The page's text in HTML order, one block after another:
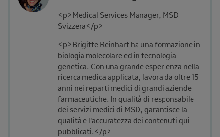
Affiliation
Description
<p>Medical Services Manager, MSD
Svizzera</p>
<p>Brigitte Reinhart ha una formazione in
biologia molecolare ed in tecnologia
genetica. Con una grande esperienza nella
ricerca medica applicata, lavora da oltre 15
anni nei reparti medici di grandi aziende
farmaceutiche. In qualità di responsabile
dei servizi medici di MSD, garantisce la
qualità e l'accuratezza dei contenuti qui
pubblicati.</p>